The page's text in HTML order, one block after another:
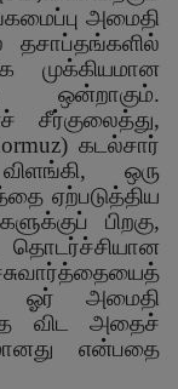
அமைதி
முக்கியமான
ஒன்றாகும்.
சீர்குலைத்து,
கடல்சார்
, ஒரு
ஏற்படுத்திய
பிறகு,
ஓர் அமைதி
விட அதைச்
என்பதை